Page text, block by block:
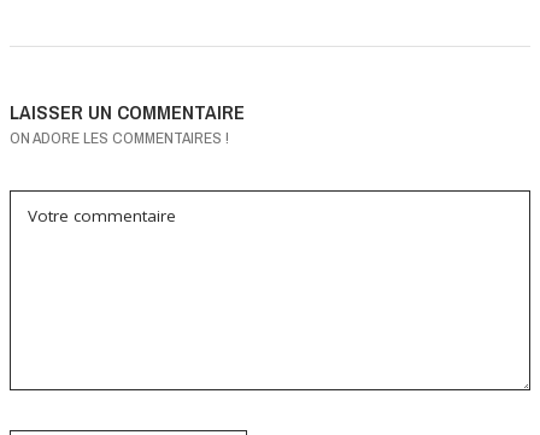
LAISSER UN COMMENTAIRE
ON ADORE LES COMMENTAIRES !
Votre commentaire